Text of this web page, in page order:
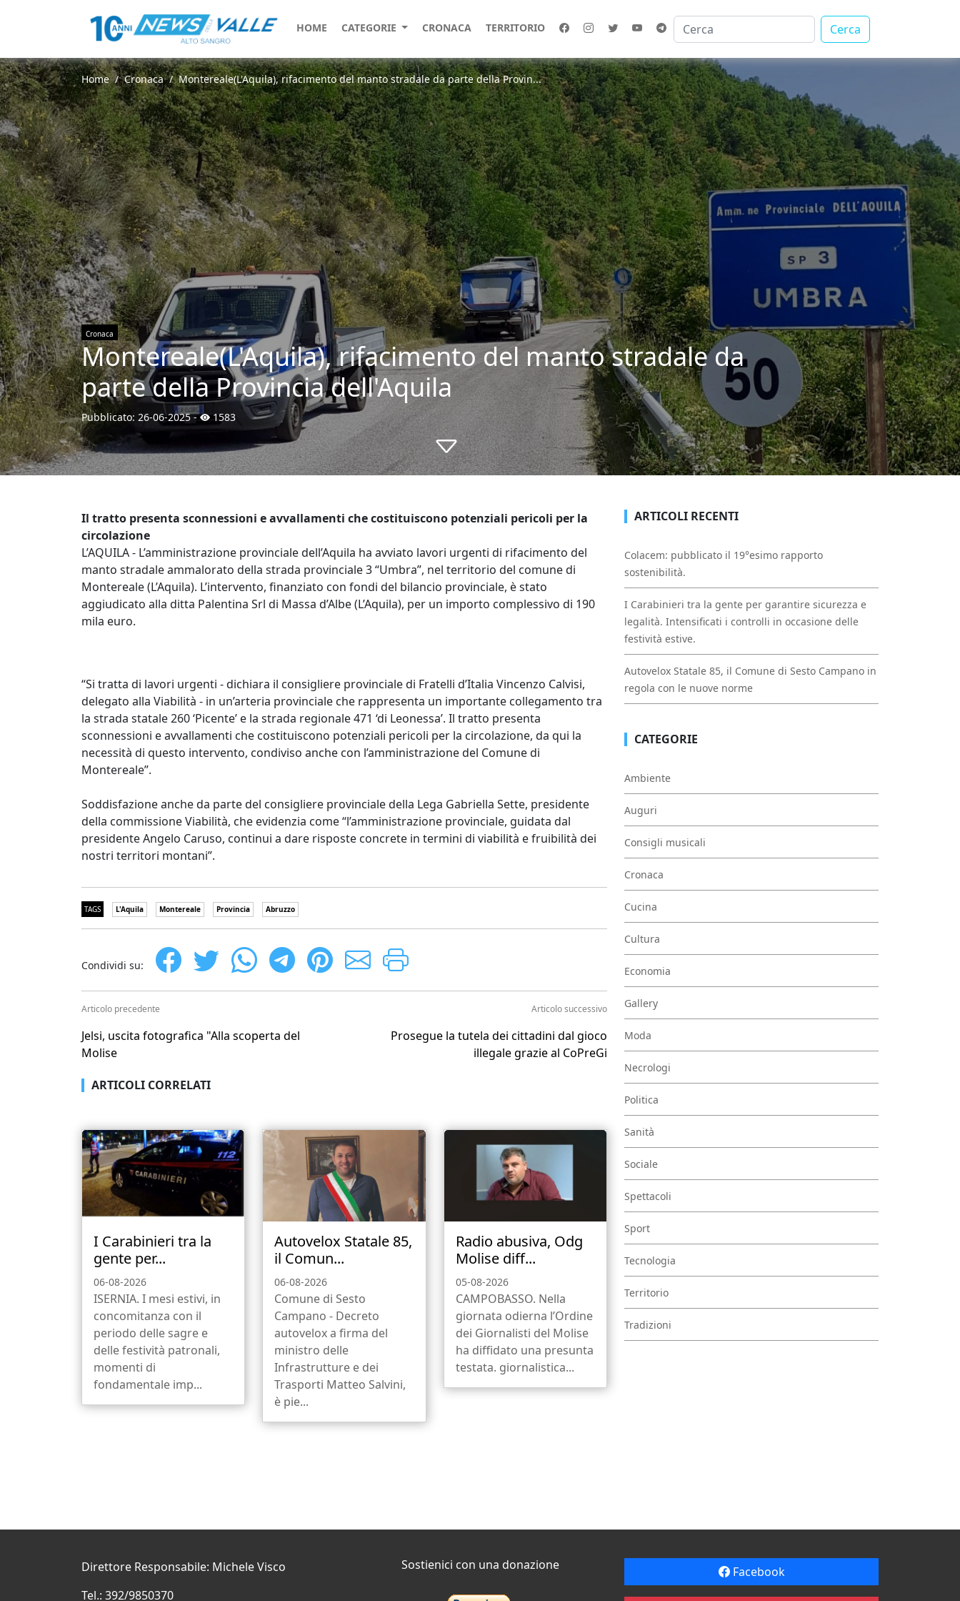
HOME CATEGORIE CRONACA TERRITORIO Cerca
Home Cronaca Montereale(L'Aquila), rifacimento del manto stradale da parte della Provin...
Cronaca
Montereale(L'Aquila), rifacimento del manto stradale da
parte della Provincia dell'Aquila
Pubblicato: 26-06-2025- 1583
Il tratto presenta sconnessioni e avvallamenti che costituiscono potenziali pericoli per la
circolazione
L’AQUILA - L’amministrazione provinciale dell’Aquila ha avviato lavori urgenti di rifacimento del
manto stradale ammalorato della strada provinciale 3 “Umbra”, nel territorio del comune di
Montereale (L’Aquila). L’intervento, finanziato con fondi del bilancio provinciale, è stato
aggiudicato alla ditta Palentina Srl di Massa d’Albe (L’Aquila), per un importo complessivo di 190
mila euro.
“Si tratta di lavori urgenti - dichiara il consigliere provinciale di Fratelli d’Italia Vincenzo Calvisi,
delegato alla Viabilità - in un’arteria provinciale che rappresenta un importante collegamento tra
la strada statale 260 ‘Picente’ e la strada regionale 471 ‘di Leonessa’. Il tratto presenta
sconnessioni e avvallamenti che costituiscono potenziali pericoli per la circolazione, da qui la
necessità di questo intervento, condiviso anche con l’amministrazione del Comune di
Montereale”.
Soddisfazione anche da parte del consigliere provinciale della Lega Gabriella Sette, presidente
della commissione Viabilità, che evidenzia come “l’amministrazione provinciale, guidata dal
presidente Angelo Caruso, continui a dare risposte concrete in termini di viabilità e fruibilità dei
nostri territori montani”.
TAGS L'Aquila Montereale Provincia Abruzzo
Condividi su:
Articolo precedente
Jelsi, uscita fotografica "Alla scoperta del
Molise
Articolo successivo
Prosegue la tutela dei cittadini dal gioco
illegale grazie al CoPreGi
ARTICOLI CORRELATI
I Carabinieri tra la
gente per...
06-08-2026
ISERNIA. I mesi estivi, in
concomitanza con il
periodo delle sagre e
delle festività patronali,
momenti di
fondamentale imp...
Autovelox Statale 85,
il Comun...
06-08-2026
Comune di Sesto
Campano - Decreto
autovelox a firma del
ministro delle
Infrastrutture e dei
Trasporti Matteo Salvini,
è pie...
Radio abusiva, Odg
Molise diff...
05-08-2026
CAMPOBASSO. Nella
giornata odierna l’Ordine
dei Giornalisti del Molise
ha diffidato una presunta
testata. giornalistica...
ARTICOLI RECENTI
Colacem: pubblicato il 19°esimo rapporto
sostenibilità.
I Carabinieri tra la gente per garantire sicurezza e
legalità. Intensificati i controlli in occasione delle
festività estive.
Autovelox Statale 85, il Comune di Sesto Campano in
regola con le nuove norme
CATEGORIE
Ambiente
Auguri
Consigli musicali
Cronaca
Cucina
Cultura
Economia
Gallery
Moda
Necrologi
Politica
Sanità
Sociale
Spettacoli
Sport
Tecnologia
Territorio
Tradizioni
Direttore Responsabile: Michele Visco
Tel.: 392/9850370
Sostienici con una donazione Facebook